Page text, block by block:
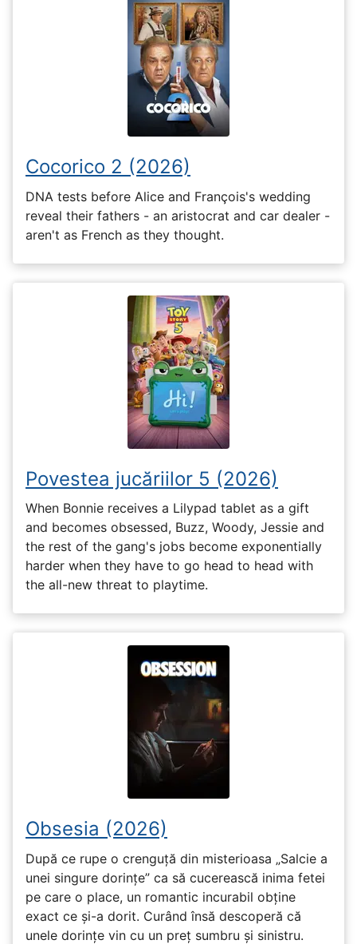
Cocorico 2 (2026)
DNA tests before Alice and François's wedding
reveal their fathers - an aristocrat and car dealer -
aren't as French as they thought.
Povestea jucăriilor 5 (2026)
When Bonnie receives a Lilypad tablet as a gift
and becomes obsessed, Buzz, Woody, Jessie and
the rest of the gang's jobs become exponentially
harder when they have to go head to head with
the all-new threat to playtime.
Obsesia (2026)
După ce rupe o crenguță din misterioasa „Salcie a
unei singure dorințe” ca să cucerească inima fetei
pe care o place, un romantic incurabil obține
exact ce și-a dorit. Curând însă descoperă că
unele dorințe vin cu un preț sumbru și sinistru.